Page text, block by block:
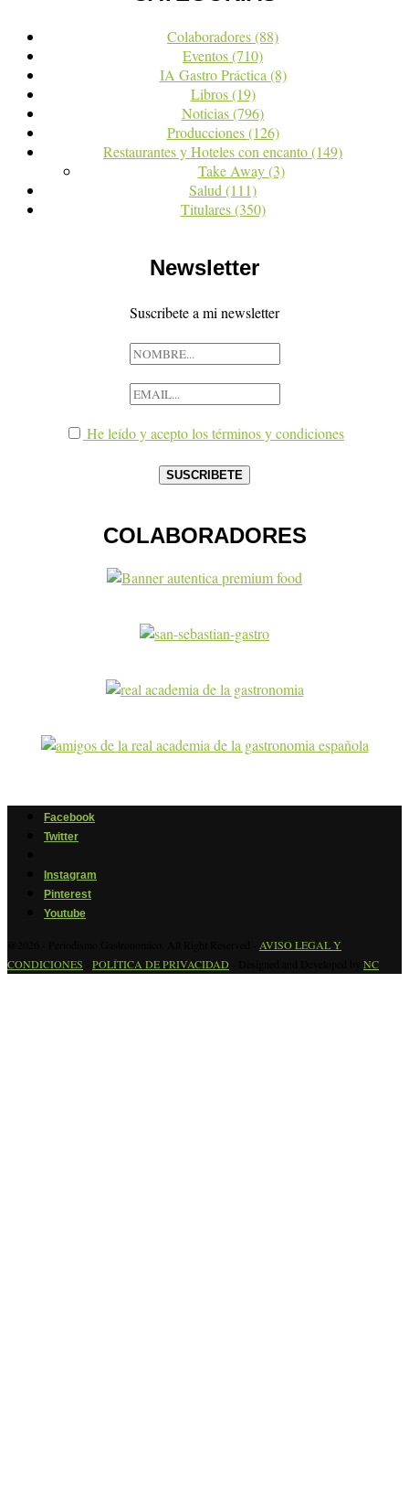
Colaboradores(88)
Eventos(710)
IA Gastro Práctica (8)
Libros(19)
Noticias(796)
Producciones(126)
Restaurantes y Hoteles con encanto(149)
Take Away(3)
Salud (111)
Titulares(350)
Newsletter
Suscribete a mi newsletter
He leído y acepto los términos y condiciones
COLABORADORES
Facebook
Twitter
Instagram
Pinterest
Youtube
AVISO LEGAL Y
CONDICIONES
POLÍTICA DE PRIVACIDAD NC